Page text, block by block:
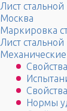
Лист
Москва
Маркировка
Лист
Механические
Нормы